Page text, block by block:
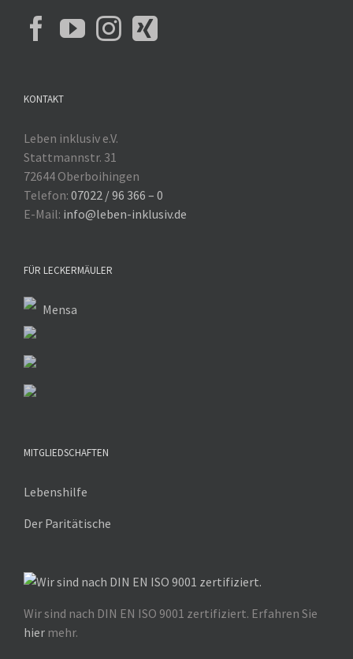
KONTAKT
Leben inklusiv e.V.
Stattmannstr. 31
72644 Oberboihingen
Telefon: 07022 / 96 366 – 0
E-Mail: info@leben-inklusiv.de
FÜR LECKERMÄULER
Mensa
MITGLIEDSCHAFTEN
Lebenshilfe
Der Paritätische
Wir sind nach DIN EN ISO 9001 zertifiziert. Erfahren Sie
hier mehr.